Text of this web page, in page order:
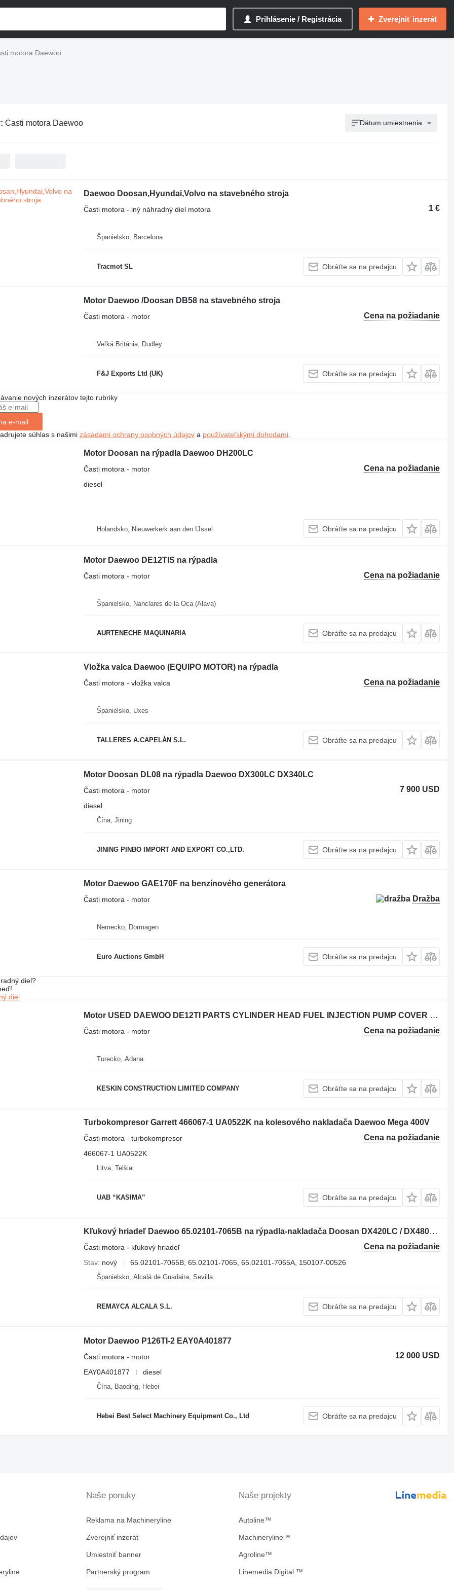
Prihlásenie / Registrácia Zverejniť inzerát
motora Daewoo
Časti motora Daewoo Dátum umiestnenia
Daewoo Doosan,Hyundai,Volvo na stavebného stroja
1 €
Časti motora - iný náhradný diel motora
Španielsko, Barcelona
Tracmot SL Obráťte sa na predajcu
Motor Daewoo /Doosan DB58 na stavebného stroja
Cena na požiadanie
Časti motora - motor
Veľká Británia, Dudley
F&J Exports Ltd (UK) Obráťte sa na predajcu
nových inzerátov tejto rubriky
e-mail
súhlas s našimi zásadami ochrany osobných údajova používateľskými dohodami.
Motor Doosan na rýpadla Daewoo DH200LC
Cena na požiadanie
Časti motora - motor
diesel
Holandsko, Nieuwerkerk aan den IJssel Obráťte sa na predajcu
Motor Daewoo DE12TIS na rýpadla
Cena na požiadanie
Časti motora - motor
Španielsko, Nanclares de la Oca (Alava)
AURTENECHE MAQUINARIA Obráťte sa na predajcu
Vložka valca Daewoo (EQUIPO MOTOR) na rýpadla
Cena na požiadanie
Časti motora - vložka valca
Španielsko, Uxes
TALLERES A.CAPELÁN S.L. Obráťte sa na predajcu
Motor Doosan DL08 na rýpadla Daewoo DX300LC DX340LC
7 900 USD
Časti motora - motor
diesel
Čína, Jining
JINING PINBO IMPORT AND EXPORT CO.,LTD. Obráťte sa na predajcu
Motor Daewoo GAE170F na benzínového generátora
Dražba
Časti motora - motor
Nemecko, Dormagen
Euro Auctions GmbH Obráťte sa na predajcu
diel?
diel
Motor USED DAEWOO DE12TI PARTS CYLINDER HEAD FUEL INJECTION PUMP COVER na rýpadla Daewoo SOLAR DOOSAN 400LC-V
Cena na požiadanie
Časti motora - motor
Turecko, Adana
KESKIN CONSTRUCTION LIMITED COMPANY Obráťte sa na predajcu
Turbokompresor Garrett 466067-1 UA0522K na kolesového nakladača Daewoo Mega 400V
Cena na požiadanie
Časti motora - turbokompresor
466067-1 UA0522K
Litva, Telšiai
UAB “KASIMA” Obráťte sa na predajcu
Kľukový hriadeľ Daewoo 65.02101-7065B na rýpadla-nakladača Doosan DX420LC / DX480LC / DX520LC-LCA
Cena na požiadanie
Časti motora - kľukový hriadeľ
Stav nový 65.02101-7065B, 65.02101-7065, 65.02101-7065A, 150107-00526
Španielsko, Alcalá de Guadaira, Sevilla
REMAYCA ALCALA S.L. Obráťte sa na predajcu
Motor Daewoo P126TI-2 EAY0A401877
12 000 USD
Časti motora - motor
EAY0A401877
diesel
Čína, Baoding, Hebei
Hebei Best Select Machinery Equipment Co., Ltd Obráťte sa na predajcu
Naše ponuky
Reklama na Machineryline
Zverejniť inzerát
Umiestniť banner
Partnerský program
Naše projekty
Autoline™
Machineryline™
Agroline™
Linemedia Digital ™